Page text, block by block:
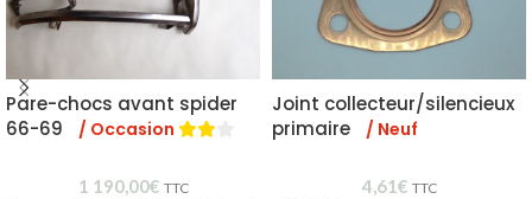
Pare-chocs avant spider
66-69
/ Occasion
1 190,00€ TTC
Joint collecteur/silencieux
primaire
/ Neuf
4,61€ TTC